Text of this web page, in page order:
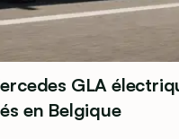
GLA
en Belgique